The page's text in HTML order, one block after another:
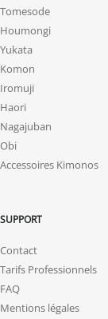
Tomesode
Houmongi
Yukata
Komon
Iromuji
Haori
Nagajuban
Obi
Accessoires Kimonos
SUPPORT
Contact
Tarifs Professionnels
FAQ
Mentions légales